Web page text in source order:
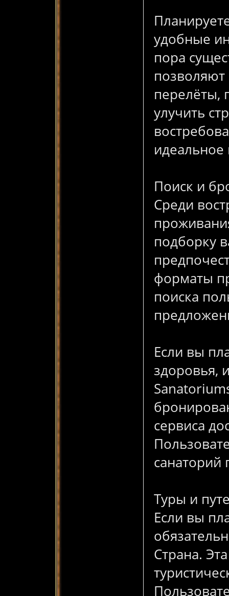
удобные
пора
перелёты,
улучить
Поиск и
Среди
подборку
форматы
поиска
Если вы
здоровья,
сервиса
Туры и
Если вы
Страна.